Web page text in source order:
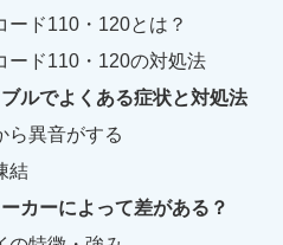
ード110・120とは？
ード110・120の対処法
ルでよくある症状と対処法
ら異音がする
結
カーによって差がある？